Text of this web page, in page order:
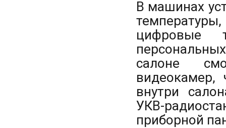
В машинах
цифровые
салоне
видеокамер,
внутри
УКВ-
приборной